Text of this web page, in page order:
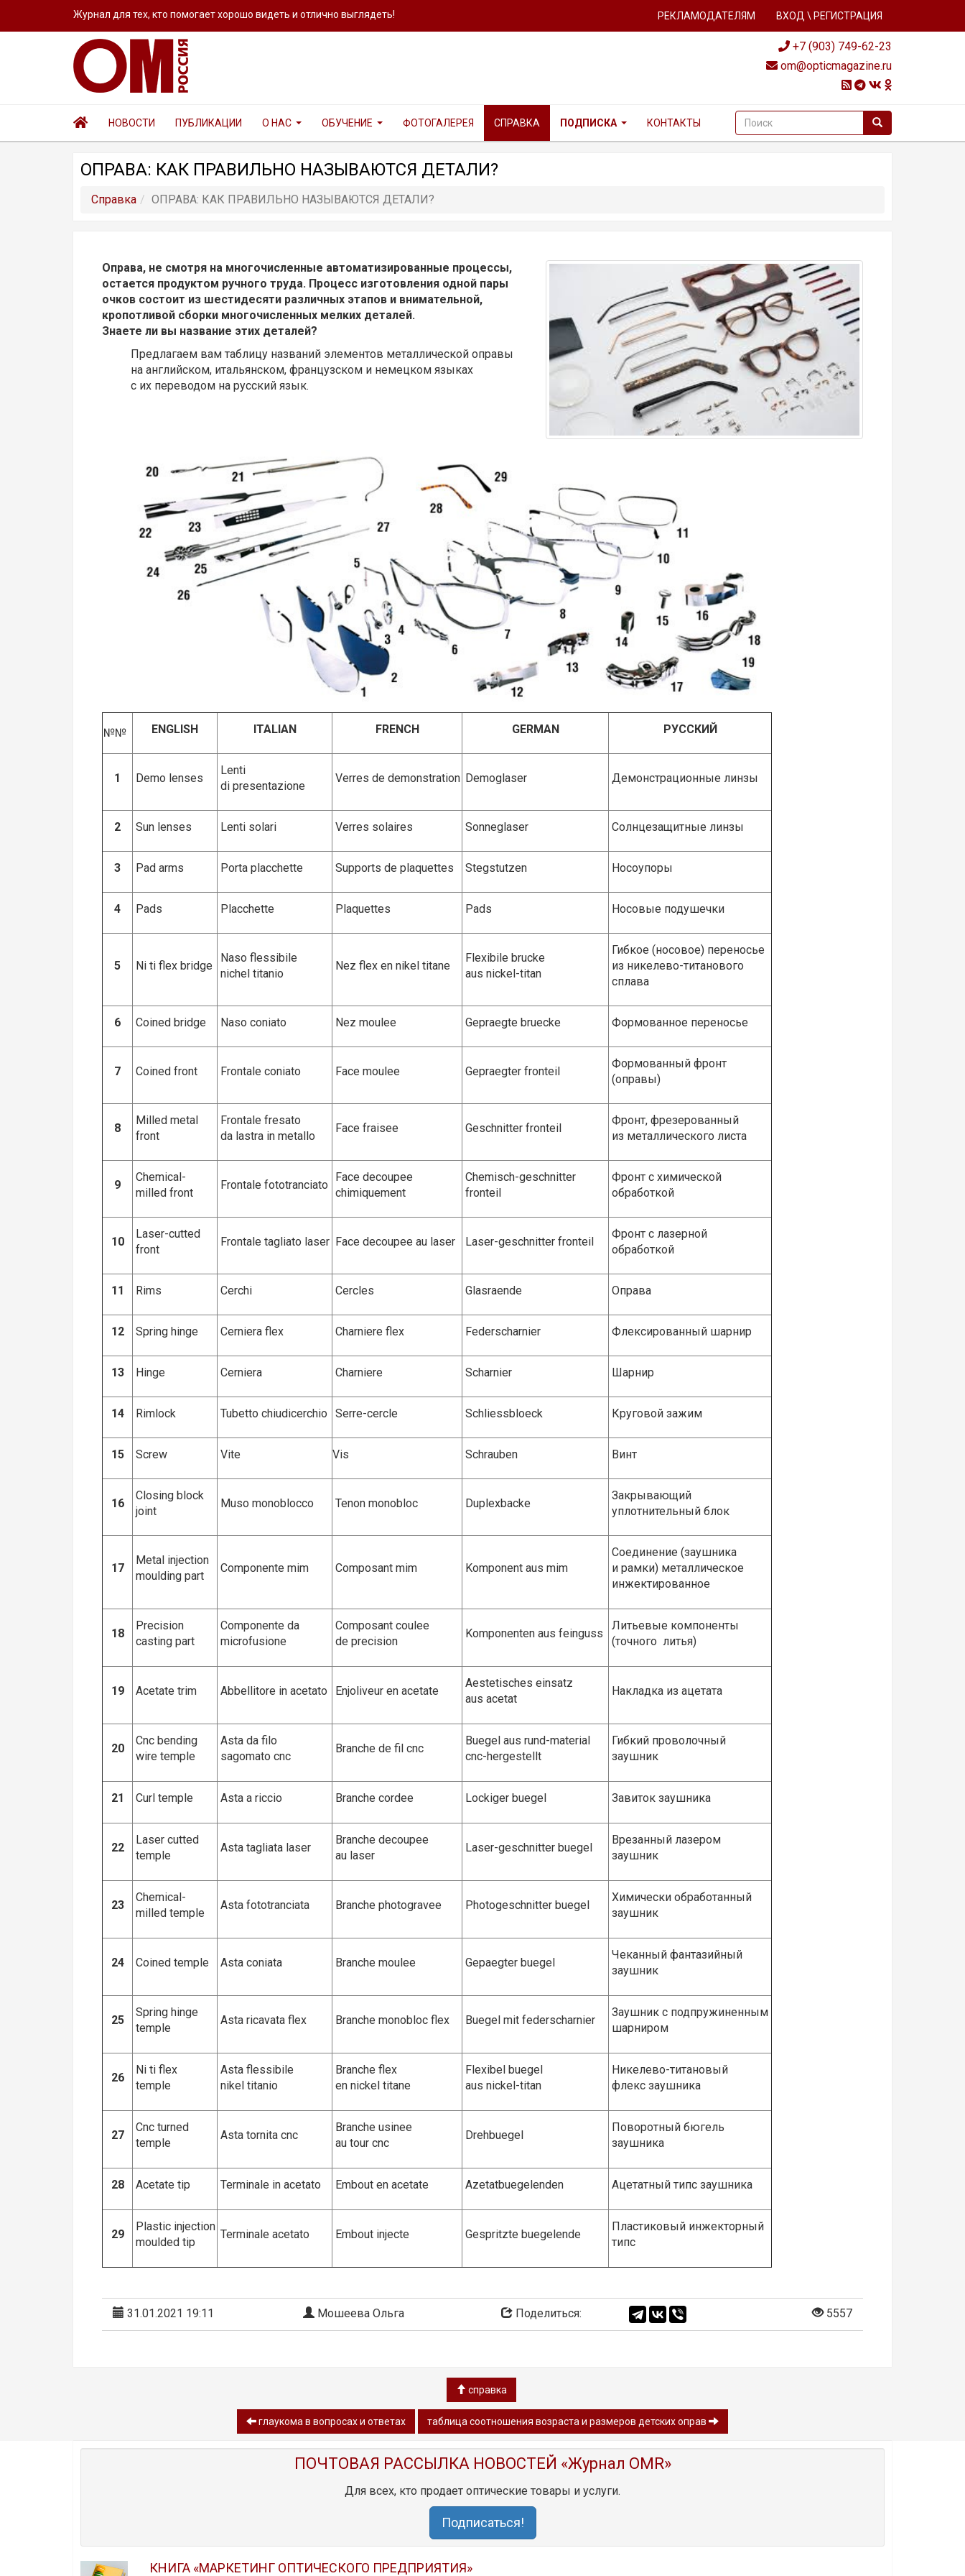
Журнал для тех, кто помогает хорошо видеть и отлично выглядеть! РЕКЛАМОДАТЕЛЯМ ВХОД \ РЕГИСТРАЦИЯ
+7 (903) 749-62-23
om@opticmagazine.ru
НОВОСТИ ПУБЛИКАЦИИ О НАС ОБУЧЕНИЕ ФОТОГАЛЕРЕЯ СПРАВКА ПОДПИСКА КОНТАКТЫ
ОПРАВА: КАК ПРАВИЛЬНО НАЗЫВАЮТСЯ ДЕТАЛИ?
Справка ОПРАВА: КАК ПРАВИЛЬНО НАЗЫВАЮТСЯ ДЕТАЛИ?
Оправа, не смотря на многочисленные автоматизированные процессы,
остается продуктом ручного труда. Процесс изготовления одной пары
очков состоит из шестидесяти различных этапов и внимательной,
кропотливой сборки многочисленных мелких деталей.
Знаете ли вы название этих деталей?
Предлагаем вам таблицу названий элементов металлической оправы
на английском, итальянском, французском и немецком языках
с их переводом на русский язык.
№№ ENGLISH ITALIAN FRENCH GERMAN РУССКИЙ
1 Demo lenses
Lenti
di presentazione
Verres de demonstration Demoglaser Демонстрационные линзы
2 Sun lenses Lenti solari Verres solaires Sonneglaser Солнцезащитные линзы
3 Pad arms Porta placchette Supports de plaquettes Stegstutzen Носоупоры
4 Pads Placchette Plaquettes Pads Носовые подушечки
5 Ni ti flex bridge
Naso flessibile
nichel titanio
Nez flex en nikel titane
Flexibile brucke
aus nickel-titan
Гибкое (носовое) переносье
из никелево-титанового
сплава
6 Coined bridge Naso coniato Nez moulee Gepraegte bruecke Формованное переносье
7 Coined front Frontale coniato Face moulee Gepraegter fronteil
Формованный фронт
(оправы)
8
Milled metal
front
Frontale fresato
da lastra in metallo
Face fraisee Geschnitter fronteil
Фронт, фрезерованный
из металлического листа
9
Chemical-
milled front
Frontale fototranciato
Face decoupee
chimiquement
Chemisch-geschnitter
fronteil
Фронт с химической
обработкой
10
Laser-cutted
front
Frontale tagliato laser Face decoupee au laser Laser-geschnitter fronteil
Фронт с лазерной
обработкой
11 Rims Cerchi Cercles Glasraende Оправа
12 Spring hinge Cerniera flex Charniere flex Federscharnier Флексированный шарнир
13 Hinge Cerniera Charniere Scharnier Шарнир
14 Rimlock Tubetto chiudicerchio Serre-cercle Schliessbloeck Круговой зажим
15 Screw Vite Vis Schrauben Винт
16
Closing block
joint
Muso monoblocco Tenon monobloc Duplexbacke
Закрывающий
уплотнительный блок
17
Metal injection
moulding part
Componente mim Composant mim Komponent aus mim
Соединение (заушника
и рамки) металлическое
инжектированное
18
Precision
casting part
Componente da
microfusione
Composant coulee
de precision
Komponenten aus feinguss
Литьевые компоненты
(точного литья)
19 Acetate trim Abbellitore in acetato Enjoliveur en acetate
Aestetisches einsatz
aus acetat
Накладка из ацетата
20
Cnc bending
wire temple
Asta da filo
sagomato cnc
Branche de fil cnc
Buegel aus rund-material
cnc-hergestellt
Гибкий проволочный
заушник
21 Curl temple Asta a riccio Branche cordee Lockiger buegel Завиток заушника
22
Laser cutted
temple
Asta tagliata laser
Branche decoupee
au laser
Laser-geschnitter buegel
Врезанный лазером
заушник
23
Chemical-
milled temple
Asta fototranciata Branche photogravee Photogeschnitter buegel
Химически обработанный
заушник
24 Coined temple Asta coniata Branche moulee Gepaegter buegel
Чеканный фантазийный
заушник
25
Spring hinge
temple
Asta ricavata flex Branche monobloc flex Buegel mit federscharnier
Заушник с подпружиненным
шарниром
26
Ni ti flex
temple
Asta flessibile
nikel titanio
Branche flex
en nickel titane
Flexibel buegel
aus nickel-titan
Никелево-титановый
флекс заушника
27
Cnc turned
temple
Asta tornita cnc
Branche usinee
au tour cnc
Drehbuegel
Поворотный бюгель
заушника
28 Acetate tip Terminale in acetato Embout en acetate Azetatbuegelenden Ацетатный типс заушника
29
Plastic injection
moulded tip
Terminale acetato Embout injecte Gespritzte buegelende
Пластиковый инжекторный
типс
31.01.2021 19:11 Мошеева Ольга Поделиться: 5557
справка
глаукома в вопросах и ответах таблица соотношения возраста и размеров детских оправ
ПОЧТОВАЯ РАССЫЛКА НОВОСТЕЙ «Журнал OMR»
Для всех, кто продает оптические товары и услуги.
Подписаться!
КНИГА «МАРКЕТИНГ ОПТИЧЕСКОГО ПРЕДПРИЯТИЯ»